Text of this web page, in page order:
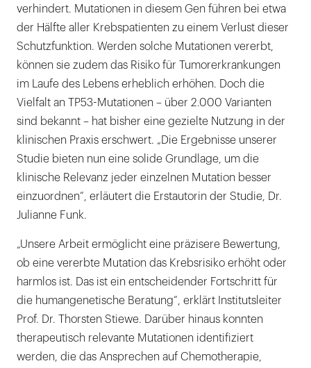
verhindert. Mutationen in diesem Gen führen bei etwa
der Hälfte aller Krebspatienten zu einem Verlust dieser
Schutzfunktion. Werden solche Mutationen vererbt,
können sie zudem das Risiko für Tumorerkrankungen
im Laufe des Lebens erheblich erhöhen. Doch die
Vielfalt an TP53-Mutationen – über 2.000 Varianten
sind bekannt – hat bisher eine gezielte Nutzung in der
klinischen Praxis erschwert. „Die Ergebnisse unserer
Studie bieten nun eine solide Grundlage, um die
klinische Relevanz jeder einzelnen Mutation besser
einzuordnen“, erläutert die Erstautorin der Studie, Dr.
Julianne Funk.
„Unsere Arbeit ermöglicht eine präzisere Bewertung,
ob eine vererbte Mutation das Krebsrisiko erhöht oder
harmlos ist. Das ist ein entscheidender Fortschritt für
die humangenetische Beratung“, erklärt Institutsleiter
Prof. Dr. Thorsten Stiewe. Darüber hinaus konnten
therapeutisch relevante Mutationen identifiziert
werden, die das Ansprechen auf Chemotherapie,